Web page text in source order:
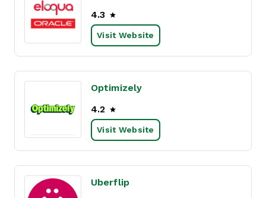
4.3
Visit Website
Optimizely
4.2
Visit Website
Uberflip